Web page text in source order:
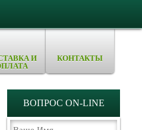
И
КОНТАКТЫ
ВОПРОС ON-LINE